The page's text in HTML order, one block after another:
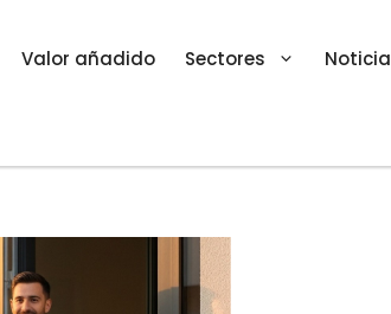
Valor añadido Sectores